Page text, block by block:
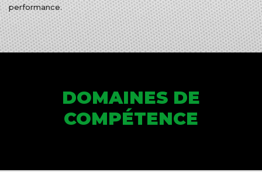
performance.
DOMAINES DE
COMPÉTENCE